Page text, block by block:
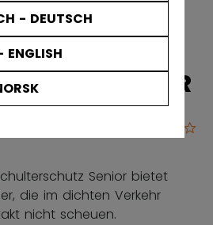
- DEUTSCH
SENIOR
3,4 von 5
Senior bietet
die im dichten Verkehr
nicht scheuen.